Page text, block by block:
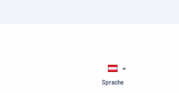
Sprache